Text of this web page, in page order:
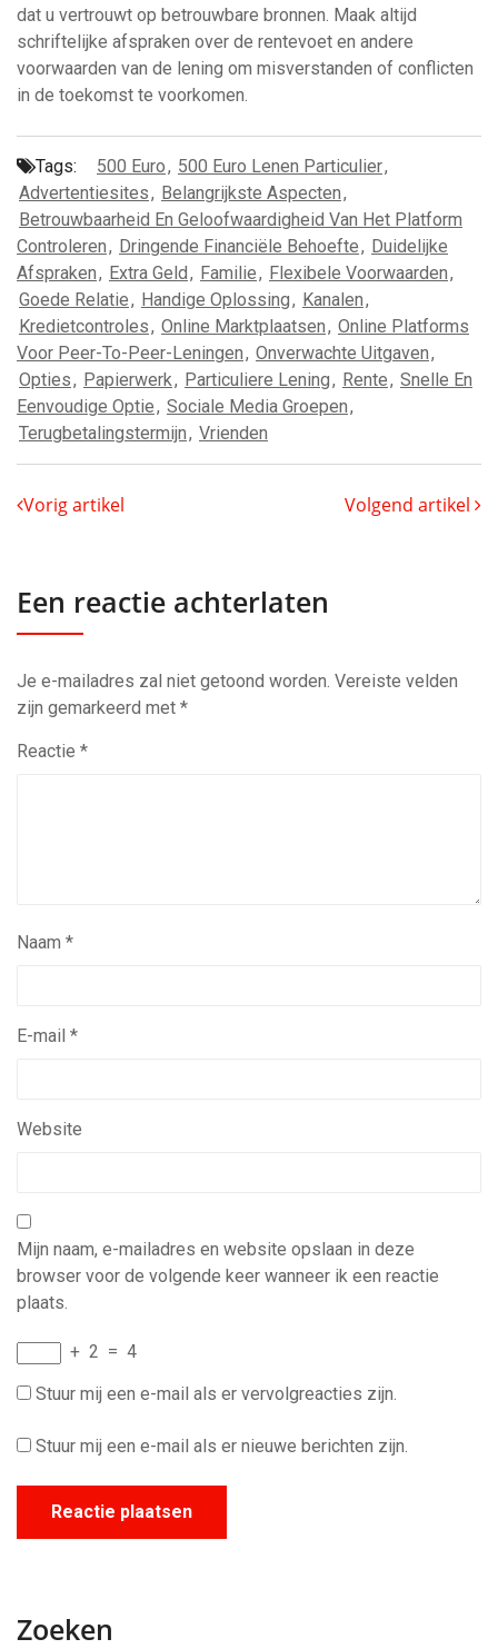
dat u vertrouwt op betrouwbare bronnen. Maak altijd
schriftelijke afspraken over de rentevoet en andere
voorwaarden van de lening om misverstanden of conflicten
in de toekomst te voorkomen.
Tags: 500 Euro, 500 Euro Lenen Particulier,
Advertentiesites, Belangrijkste Aspecten,
Betrouwbaarheid En Geloofwaardigheid Van Het Platform
Controleren, Dringende Financiële Behoefte, Duidelijke
Afspraken, Extra Geld, Familie, Flexibele Voorwaarden,
Goede Relatie, Handige Oplossing, Kanalen,
Kredietcontroles, Online Marktplaatsen, Online Platforms
Voor Peer-To-Peer-Leningen, Onverwachte Uitgaven,
Opties, Papierwerk, Particuliere Lening, Rente, Snelle En
Eenvoudige Optie, Sociale Media Groepen,
Terugbetalingstermijn, Vrienden
Vorig artikel Volgend artikel
Een reactie achterlaten
Je e-mailadres zal niet getoond worden. Vereiste velden
zijn gemarkeerd met *
Reactie *
Naam *
E-mail *
Website
Mijn naam, e-mailadres en website opslaan in deze
browser voor de volgende keer wanneer ik een reactie
plaats.
+ 2 = 4
Stuur mij een e-mail als er vervolgreacties zijn.
Stuur mij een e-mail als er nieuwe berichten zijn.
Zoeken